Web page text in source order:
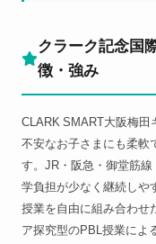
クラーク記念国
徴・強み
CLARK SMART大阪梅田
不安なお子さまにも柔軟
す。JR・阪急・御堂筋
学負担が少なく継続しや
授業を自由に組み合わせ
ア探究型のPBL授業によ